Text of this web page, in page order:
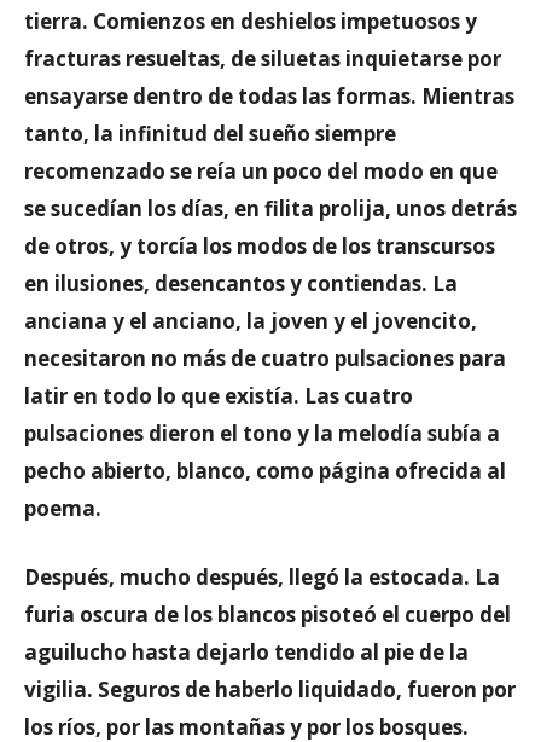
tierra. Comienzos en deshielos impetuosos y
fracturas resueltas, de siluetas inquietarse por
ensayarse dentro de todas las formas. Mientras
tanto, la infinitud del sueño siempre
recomenzado se reía un poco del modo en que
se sucedían los días, en filita prolija, unos detrás
de otros, y torcía los modos de los transcursos
en ilusiones, desencantos y contiendas. La
anciana y el anciano, la joven y el jovencito,
necesitaron no más de cuatro pulsaciones para
latir en todo lo que existía. Las cuatro
pulsaciones dieron el tono y la melodía subía a
pecho abierto, blanco, como página ofrecida al
poema.
Después, mucho después, llegó la estocada. La
furia oscura de los blancos pisoteó el cuerpo del
aguilucho hasta dejarlo tendido al pie de la
vigilia. Seguros de haberlo liquidado, fueron por
los ríos, por las montañas y por los bosques.